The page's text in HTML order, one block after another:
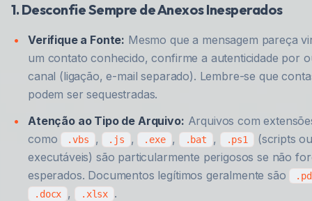
1. Desconfie Sempre de Anexos Inesperados
Verifique a Fonte: Mesmo que a mensagem pareça
um contato conhecido, confirme a autenticidade por
canal (ligação, e-mail separado). Lembre-se que
podem ser sequestradas.
Atenção ao Tipo de Arquivo: Arquivos com
como
.vbs , .js , .exe , .bat , .ps1
(scripts
executáveis) são particularmente perigosos se não
esperados. Documentos legítimos geralmente são
.docx
, .xlsx
.